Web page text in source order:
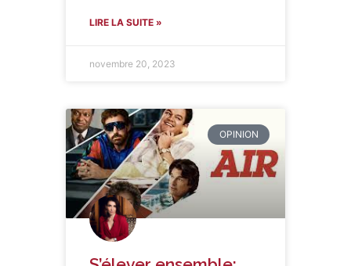
LIRE LA SUITE »
novembre 20, 2023
OPINION